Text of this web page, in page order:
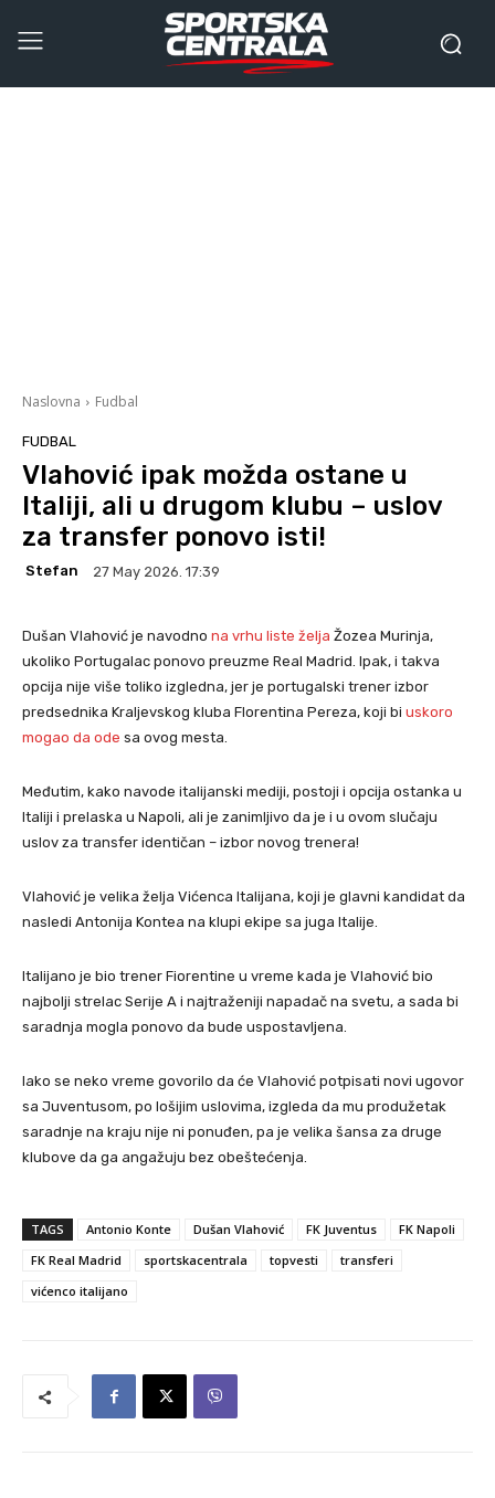
Naslovna Fudbal
FUDBAL
Vlahović ipak možda ostane u
Italiji, ali u drugom klubu – uslov
za transfer ponovo isti!
Stefan 27 May 2026. 17:39
Dušan Vlahović je navodno na vrhu liste želja Žozea Murinja,
ukoliko Portugalac ponovo preuzme Real Madrid. Ipak, i takva
opcija nije više toliko izgledna, jer je portugalski trener izbor
predsednika Kraljevskog kluba Florentina Pereza, koji bi uskoro
mogao da ode sa ovog mesta.
Međutim, kako navode italijanski mediji, postoji i opcija ostanka u
Italiji i prelaska u Napoli, ali je zanimljivo da je i u ovom slučaju
uslov za transfer identičan – izbor novog trenera!
Vlahović je velika želja Vićenca Italijana, koji je glavni kandidat da
nasledi Antonija Kontea na klupi ekipe sa juga Italije.
Italijano je bio trener Fiorentine u vreme kada je Vlahović bio
najbolji strelac Serije A i najtraženiji napadač na svetu, a sada bi
saradnja mogla ponovo da bude uspostavljena.
Iako se neko vreme govorilo da će Vlahović potpisati novi ugovor
sa Juventusom, po lošijim uslovima, izgleda da mu produžetak
saradnje na kraju nije ni ponuđen, pa je velika šansa za druge
klubove da ga angažuju bez obeštećenja.
TAGS Antonio Konte Dušan Vlahović FK Juventus
FK Napoli
FK Real Madrid
sportskacentrala topvesti
transferi
vićenco italijano